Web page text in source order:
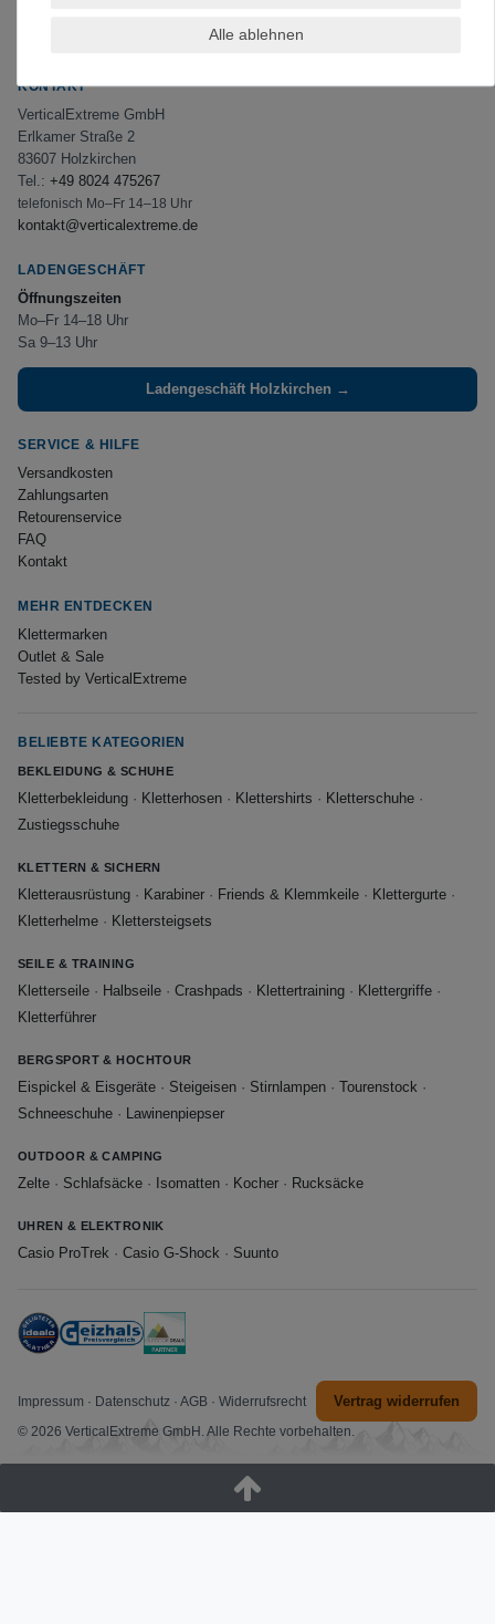
KONTAKT
VerticalExtreme GmbH
Erlkamer Straße 2
83607 Holzkirchen
Tel.: +49 8024 475267
telefonisch Mo–Fr 14–18 Uhr
kontakt@verticalextreme.de
LADENGESCHÄFT
Öffnungszeiten
Mo–Fr 14–18 Uhr
Sa 9–13 Uhr
Ladengeschäft Holzkirchen →
SERVICE & HILFE
Versandkosten
Zahlungsarten
Retourenservice
FAQ
Kontakt
MEHR ENTDECKEN
Klettermarken
Outlet & Sale
Tested by VerticalExtreme
BELIEBTE KATEGORIEN
BEKLEIDUNG & SCHUHE
Kletterbekleidung · Kletterhosen · Klettershirts · Kletterschuhe ·
Zustiegsschuhe
KLETTERN & SICHERN
Kletterausrüstung · Karabiner · Friends & Klemmkeile · Klettergurte ·
Kletterhelme · Klettersteigsets
SEILE & TRAINING
Kletterseile · Halbseile · Crashpads · Klettertraining · Klettergriffe ·
Kletterführer
BERGSPORT & HOCHTOUR
Eispickel & Eisgeräte · Steigeisen · Stirnlampen · Tourenstock ·
Schneeschuhe · Lawinenpiepser
OUTDOOR & CAMPING
Zelte · Schlafsäcke · Isomatten · Kocher · Rucksäcke
UHREN & ELEKTRONIK
Casio ProTrek · Casio G-Shock · Suunto
Impressum · Datenschutz · AGB · Widerrufsrecht Vertrag widerrufen
© 2026 VerticalExtreme GmbH. Alle Rechte vorbehalten.
Alle ablehnen